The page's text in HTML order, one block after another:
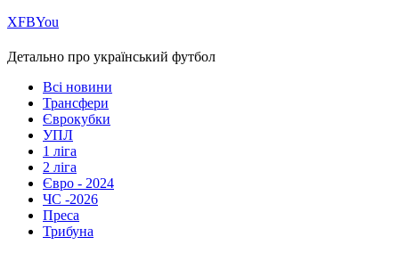
ХFBYou
Детально про український футбол
Всі новини
Трансфери
Єврокубки
УПЛ
1 ліга
2 ліга
Євро - 2024
ЧС -2026
Преса
Трибуна